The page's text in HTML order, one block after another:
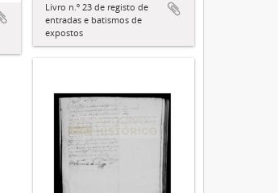
Livro n.º 23 de registo de
entradas e batismos de
expostos